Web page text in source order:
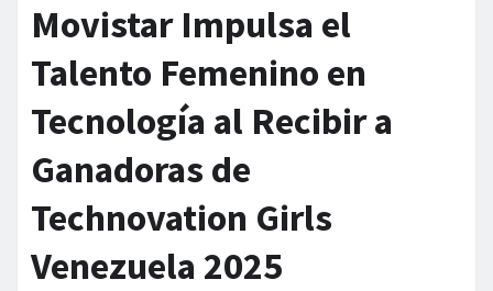
Movistar Impulsa el
Talento Femenino en
Tecnología al Recibir a
Ganadoras de
Technovation Girls
Venezuela 2025